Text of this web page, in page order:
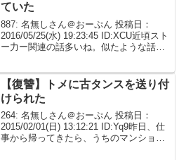
ていた
887: 名無しさん＠おーぷん 投稿日：
2016/05/25(水) 19:23:45 ID:XCU近頃スト
ー力ー関連の話多いね。似たような話が
真を載せると貧乏人だとか何...
【復讐】トメに古タンスを送り付
けられた
264: 名無しさん＠おーぷん 投稿日：
2015/02/01(日) 13:12:21 ID:Yq9昨日、仕
事から帰ってきたら、うちのマンション